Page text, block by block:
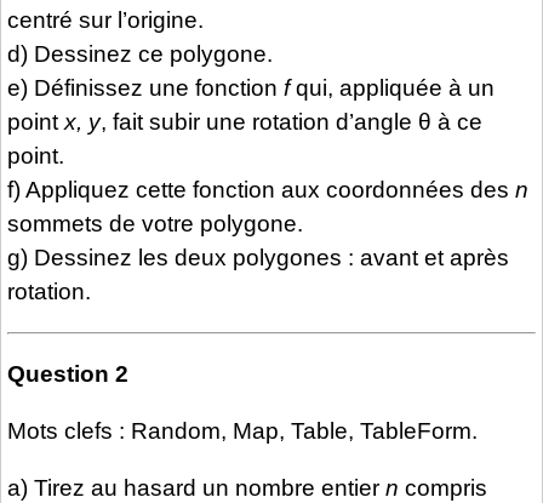
centré sur l’origine.
d) Dessinez ce polygone.
e) Définissez une fonction fqui, appliquée à un
point x, y, fait subir une rotation d’angle θ à ce
point.
f) Appliquez cette fonction aux coordonnées des n
sommets de votre polygone.
g) Dessinez les deux polygones : avant et après
rotation.
Question 2
Mots clefs : Random, Map, Table, TableForm.
a) Tirez au hasard un nombre entier n compris